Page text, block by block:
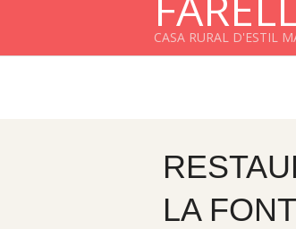
CASA RURAL D'ESTIL
LA